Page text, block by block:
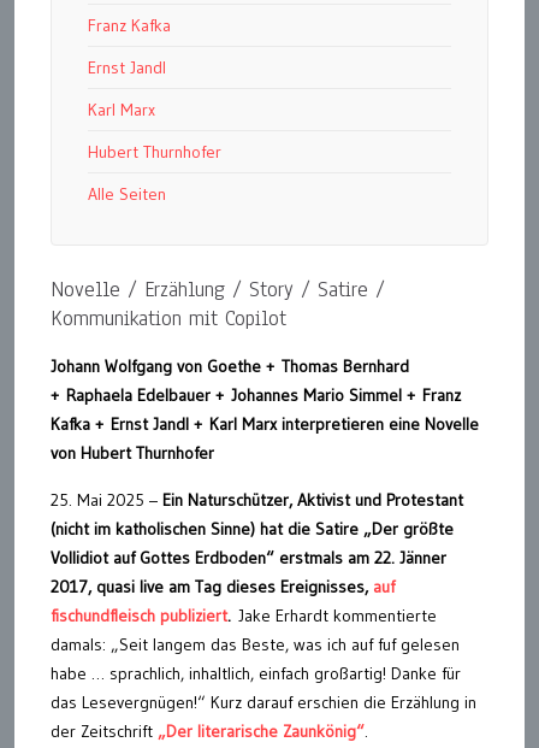
Franz Kafka
Ernst Jandl
Karl Marx
Hubert Thurnhofer
Alle Seiten
Novelle / Erzählung / Story / Satire /
Kommunikation mit Copilot
Johann Wolfgang von Goethe + Thomas Bernhard
+ Raphaela Edelbauer + Johannes Mario Simmel + Franz
Kafka + Ernst Jandl + Karl Marx interpretieren eine Novelle
von Hubert Thurnhofer
25. Mai 2025 – Ein Naturschützer, Aktivist und Protestant
(nicht im katholischen Sinne) hat die Satire „Der größte
Vollidiot auf Gottes Erdboden“ erstmals am 22. Jänner
2017, quasi live am Tag dieses Ereignisses,auf
fischundfleisch publiziert. Jake Erhardt kommentierte
damals: „Seit langem das Beste, was ich auf fuf gelesen
habe … sprachlich, inhaltlich, einfach großartig! Danke für
das Lesevergnügen!“ Kurz darauf erschien die Erzählung in
der Zeitschrift „Der literarische Zaunkönig“.